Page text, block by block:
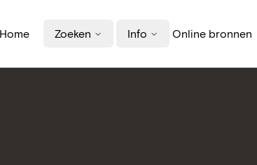
Home Zoeken Info Online bronnen